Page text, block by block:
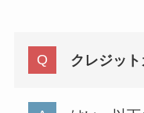
クレジッ